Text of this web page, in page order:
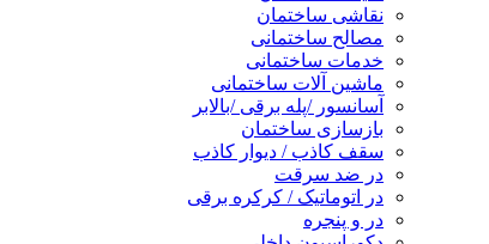
نقاشی ساختمان
مصالح ساختمانی
خدمات ساختمانی
ماشین آلات ساختمانی
آسانسور /پله برقی /بالابر
بازسازی ساختمان
سقف کاذب / دیوار کاذب
در ضد سرقت
در اتوماتیک / کرکره برقی
در و پنجره